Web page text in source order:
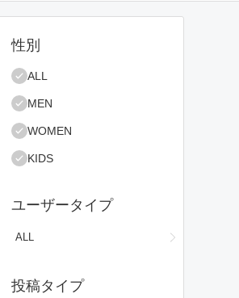
絞り込み条件
性別
ALL
MEN
WOMEN
KIDS
ユーザータイプ
ALL
投稿タイプ